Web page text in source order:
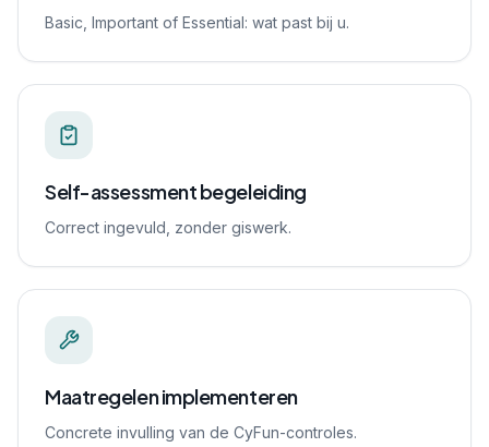
Basic, Important of Essential: wat past bij u.
Self-assessment begeleiding
Correct ingevuld, zonder giswerk.
Maatregelen implementeren
Concrete invulling van de CyFun-controles.